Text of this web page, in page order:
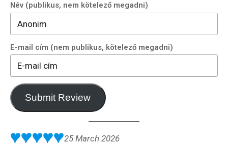
Név (publikus, nem kötelező megadni)
E-mail cím (nem publikus, kötelező megadni)
Submit Review
25 March 2026